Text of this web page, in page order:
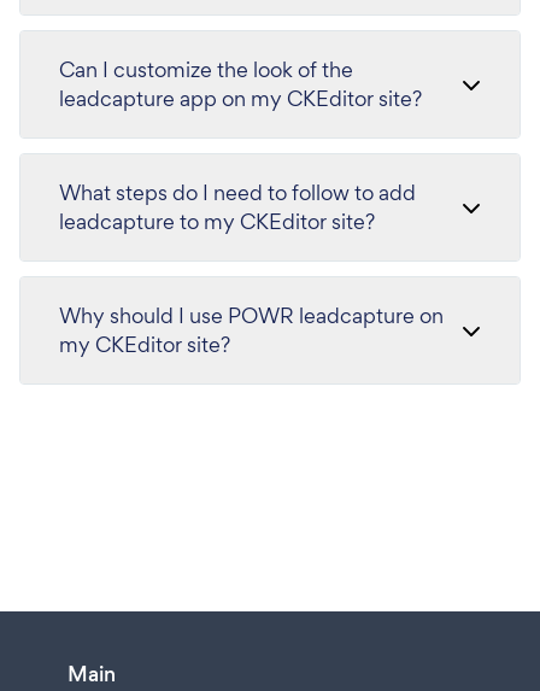
Can I customize the look of the
leadcapture app on my CKEditor site?
What steps do I need to follow to add
leadcapture to my CKEditor site?
Why should I use POWR leadcapture on
my CKEditor site?
Main